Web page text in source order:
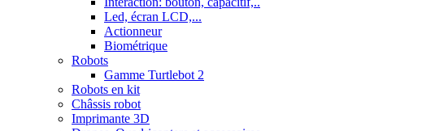
Led, écran LCD,...
Actionneur
Biométrique
Robots
Gamme Turtlebot 2
Robots en kit
Châssis robot
Imprimante 3D